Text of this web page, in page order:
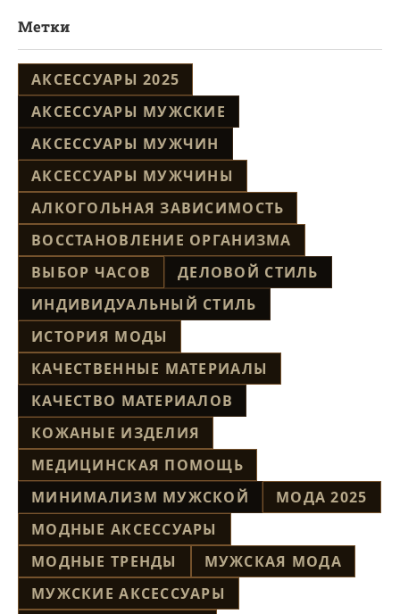
Метки
АКСЕССУАРЫ 2025
АКСЕССУАРЫ МУЖСКИЕ
АКСЕССУАРЫ МУЖЧИН
АКСЕССУАРЫ МУЖЧИНЫ
АЛКОГОЛЬНАЯ ЗАВИСИМОСТЬ
ВОССТАНОВЛЕНИЕ ОРГАНИЗМА
ВЫБОР ЧАСОВ
ДЕЛОВОЙ СТИЛЬ
ИНДИВИДУАЛЬНЫЙ СТИЛЬ
ИСТОРИЯ МОДЫ
КАЧЕСТВЕННЫЕ МАТЕРИАЛЫ
КАЧЕСТВО МАТЕРИАЛОВ
КОЖАНЫЕ ИЗДЕЛИЯ
МЕДИЦИНСКАЯ ПОМОЩЬ
МИНИМАЛИЗМ МУЖСКОЙ
МОДА 2025
МОДНЫЕ АКСЕССУАРЫ
МОДНЫЕ ТРЕНДЫ
МУЖСКАЯ МОДА
МУЖСКИЕ АКСЕССУАРЫ